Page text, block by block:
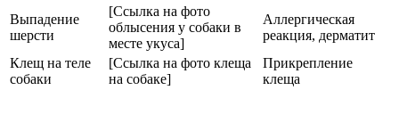
Выпадение
шерсти
[Ссылка на фото
облысения у собаки в
месте укуса]
Аллергическая
реакция, дерматит
Клещ на теле
собаки
[Ссылка на фото клеща
на собаке]
Прикрепление
клеща